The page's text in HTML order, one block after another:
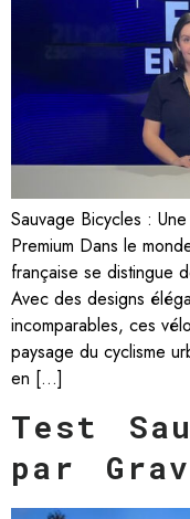
Sauvage Bicycles :
Premium Dans le
française se distingue
Avec des designs
incomparables, ces
paysage du cyclisme
en […]
Test
par